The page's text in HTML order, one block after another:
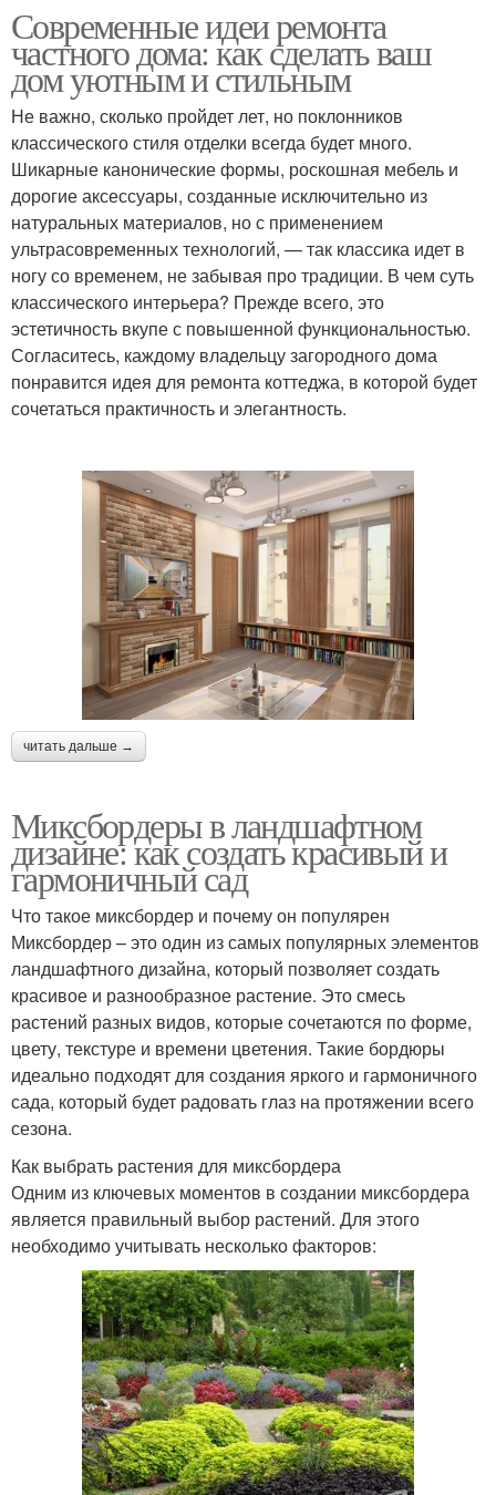
Современные идеи ремонта
частного дома: как сделать ваш
дом уютным и стильным
Не важно, сколько пройдет лет, но поклонников
классического стиля отделки всегда будет много.
Шикарные канонические формы, роскошная мебель и
дорогие аксессуары, созданные исключительно из
натуральных материалов, но с применением
ультрасовременных технологий, — так классика идет в
ногу со временем, не забывая про традиции. В чем суть
классического интерьера? Прежде всего, это
эстетичность вкупе с повышенной функциональностью.
Согласитесь, каждому владельцу загородного дома
понравится идея для ремонта коттеджа, в которой будет
сочетаться практичность и элегантность.
читать дальше →
Миксбордеры в ландшафтном
дизайне: как создать красивый и
гармоничный сад
Что такое миксбордер и почему он популярен
Миксбордер – это один из самых популярных элементов
ландшафтного дизайна, который позволяет создать
красивое и разнообразное растение. Это смесь
растений разных видов, которые сочетаются по форме,
цвету, текстуре и времени цветения. Такие бордюры
идеально подходят для создания яркого и гармоничного
сада, который будет радовать глаз на протяжении всего
сезона.
Как выбрать растения для миксбордера
Одним из ключевых моментов в создании миксбордера
является правильный выбор растений. Для этого
необходимо учитывать несколько факторов: